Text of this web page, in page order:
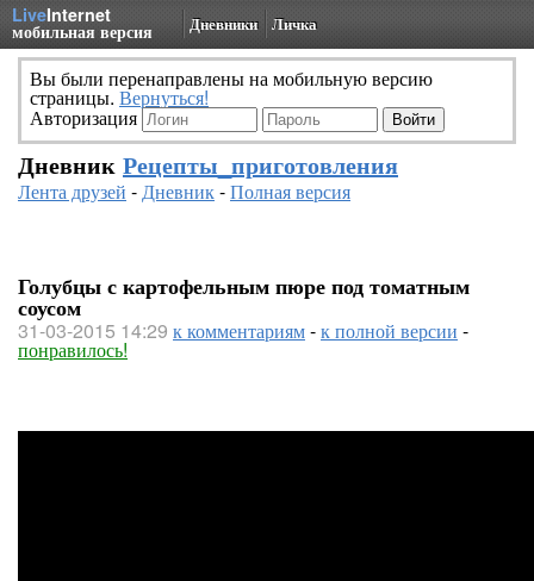
LiveInternet
мобильная версия Дневники Личка
Вы были перенаправлены на мобильную версию
страницы. Вернуться!
Авторизация
Дневник Рецепты_приготовления
Лента друзей -Дневник-Полная версия
Голубцы с картофельным пюре под томатным
соусом
31-03-2015 14:29 к комментариям-к полной версии -
понравилось!